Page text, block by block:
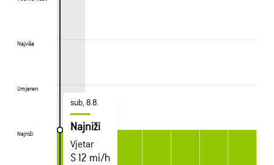
Najviša
Umjeren
Najniži
Najviša
Umjeren
Najniži
sub, 8.8.
Najniži
Vjetar
S 12 mi/h